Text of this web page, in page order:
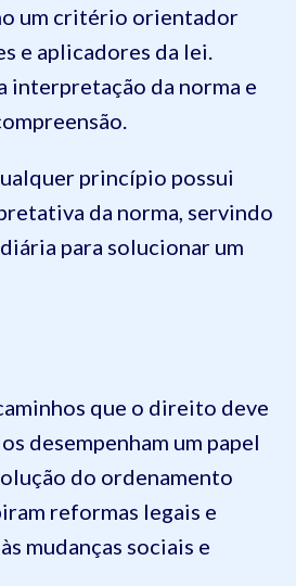
um critério orientador
e aplicadores da lei.
interpretação da norma e
princípio possui
da norma, servindo
para solucionar um
que o direito deve
desempenham um papel
do ordenamento
reformas legais e
mudanças sociais e